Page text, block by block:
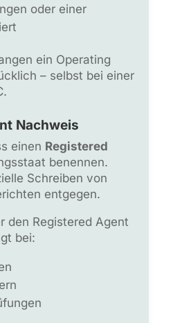
oder einer
ein Operating
– selbst bei einer
Nachweis
einen Registered
benennen.
Schreiben von
entgegen.
den Registered Agent
bei: